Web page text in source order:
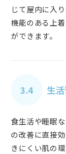
じて屋内に入
機能のある上
ができます。
3.4 生
食生活や睡眠
の改善に直接
きにくい肌の